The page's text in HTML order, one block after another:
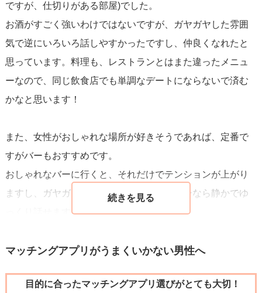
ですが、仕切りがある部屋)でした。
お酒がすごく強いわけではないですが、ガヤガヤした雰囲
気で逆にいろいろ話しやすかったですし、仲良くなれたと
思っています。料理も、レストランとはまた違ったメニュ
ーなので、同じ飲食店でも単調なデートにならないで済む
かなと思います！
また、女性がおしゃれな場所が好きそうであれば、定番で
すがバーもおすすめです。
おしゃれなバーに行くと、それだけでテンションが上がり
ますし、ガヤガヤした雰囲気が苦手でもバーなら静かでゆ
っくり話せます。
初デートでは相手を知ることが目的なので、1軒目は食事と
話をして仲良くなる、というのがいいと思います。
マッチングアプリがうまくいかない男性へ
目的に合ったマッチングアプリ選びがとても大切！